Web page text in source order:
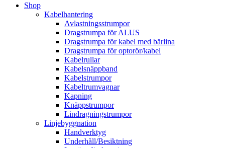
Shop
Kabelhantering
Avlastningsstrumpor
Dragstrumpa för ALUS
Dragstrumpa för kabel med bärlina
Dragstrumpa för optorör/kabel
Kabelrullar
Kabelsnäppband
Kabelstrumpor
Kabeltrumvagnar
Kapning
Knäppstrumpor
Lindragningstrumpor
Linjebyggnation
Handverktyg
Underhåll/Besiktning